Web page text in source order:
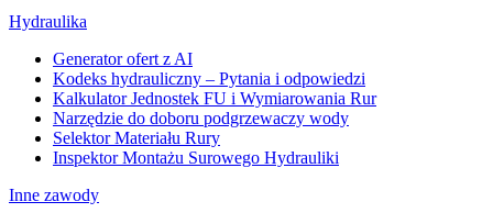
Hydraulika
Generator ofert z AI
Kodeks hydrauliczny – Pytania i odpowiedzi
Kalkulator Jednostek FU i Wymiarowania Rur
Narzędzie do doboru podgrzewaczy wody
Selektor Materiału Rury
Inspektor Montażu Surowego Hydrauliki
Inne zawody